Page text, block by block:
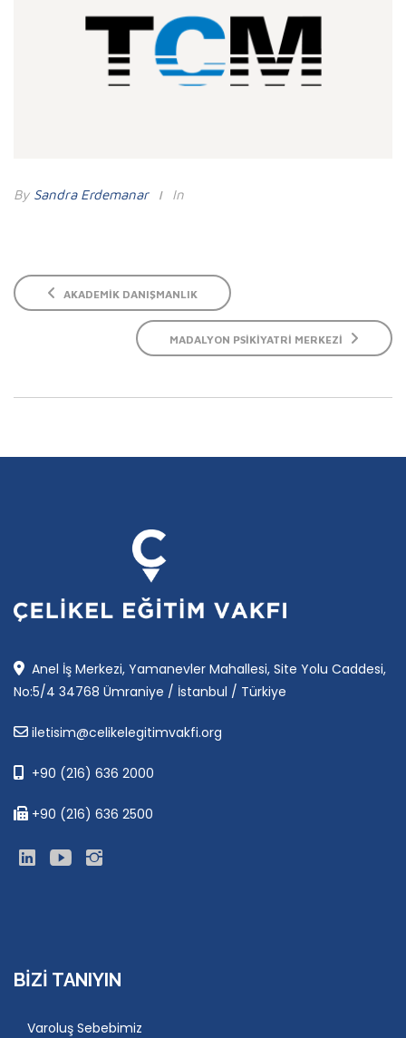
By Sandra Erdemanar In
AKADEMIK DANIŞMANLIK
MADALYON PSIKIYATRI MERKEZI
Anel İş Merkezi, Yamanevler Mahallesi, Site Yolu Caddesi,
No:5/4 34768 Ümraniye / İstanbul / Türkiye
iletisim@celikelegitimvakfi.org
+90 (216) 636 2000
+90 (216) 636 2500
BIZI TANIYIN
Varoluş Sebebimiz